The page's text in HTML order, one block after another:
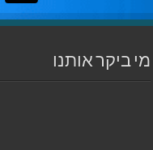
מי ביקר אותנו